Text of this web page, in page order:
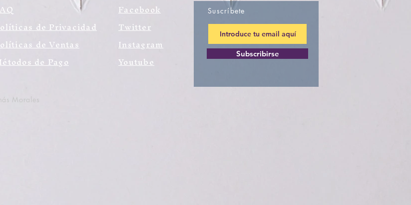
de Privacidad
de Ventas
de Pago
Facebook
Twitter
Instagram
Youtube
Suscríbete
Subscribirse
Morales